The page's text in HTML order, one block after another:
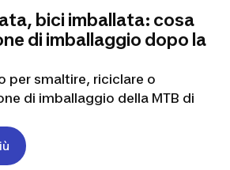
bici imballata: cosa
di imballaggio dopo la
per smaltire, riciclare o
di imballaggio della MTB di